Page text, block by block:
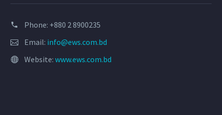
Phone: +880 2 8900235
Email: info@ews.com.bd
Website: www.ews.com.bd